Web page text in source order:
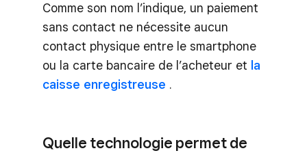
Comme son nom l’indique, un paiement
sans contact ne nécessite aucun
contact physique entre le smartphone
ou la carte bancaire de l’acheteur et la
caisse enregistreuse .
Quelle technologie permet de